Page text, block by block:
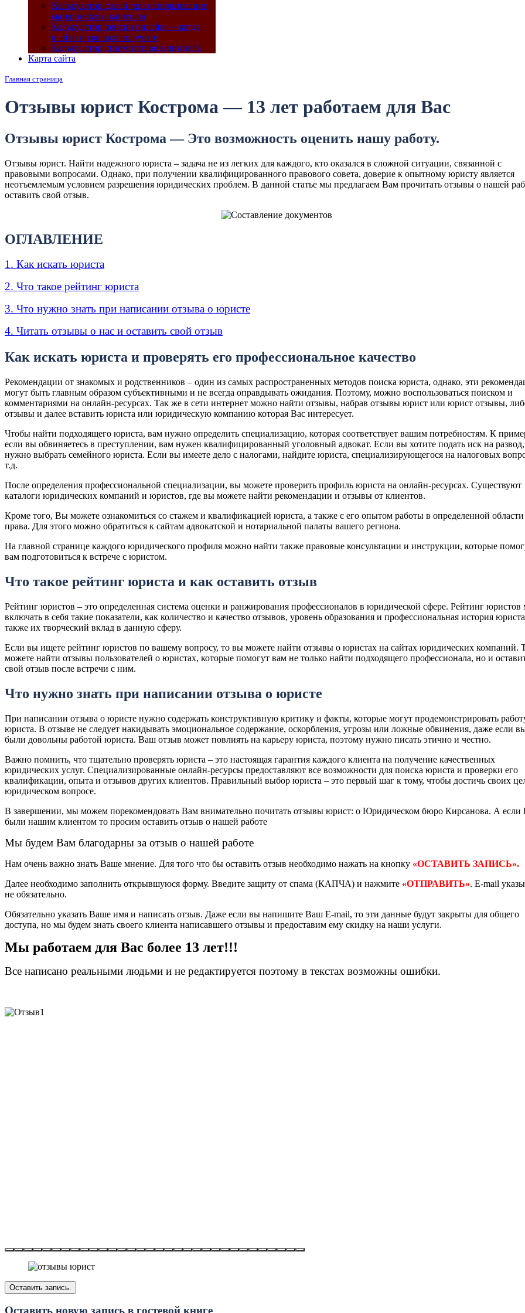
Калькулятор долей при использовании
материнского капитала
Калькулятор пенсии онлайн — когда
выйти и сколько получите
Калькулятор стоимости ведения дела
Карта сайта
Главная страница
Отзывы юрист Кострома — 13 лет работаем для Вас
Отзывы юрист Кострома — Это возможность оценить нашу работу.
Отзывы юрист. Найти надежного юриста – задача не из легких для каждого, кто оказался в сложной ситуации, связанной с
правовыми вопросами. Однако, при получении квалифицированного правового совета, доверие к опытному юристу является
неотъемлемым условием разрешения юридических проблем. В данной статье мы предлагаем Вам прочитать отзывы о нашей
оставить свой отзыв.
ОГЛАВЛЕНИЕ
1. Как искать юриста
2. Что такое рейтинг юриста
3. Что нужно знать при написании отзыва о юристе
4. Читать отзывы о нас и оставить свой отзыв
Как искать юриста и проверять его профессиональное качество
Рекомендации от знакомых и родственников – один из самых распространенных методов поиска юриста, однако, эти
могут быть главным образом субъективными и не всегда оправдывать ожидания. Поэтому, можно воспользоваться поиском и
комментариями на онлайн-ресурсах. Так же в сети интернет можно найти отзывы, набрав отзывы юрист или юрист отзывы,
отзывы и далее вставить юриста или юридическую компанию которая Вас интересует.
Чтобы найти подходящего юриста, вам нужно определить специализацию, которая соответствует вашим потребностям. К
если вы обвиняетесь в преступлении, вам нужен квалифицированный уголовный адвокат. Если вы хотите подать иск на
нужно выбрать семейного юриста. Если вы имеете дело с налогами, найдите юриста, специализирующегося на налоговых
т.д.
После определения профессиональной специализации, вы можете проверить профиль юриста на онлайн-ресурсах. Существуют
каталоги юридических компаний и юристов, где вы можете найти рекомендации и отзывы от клиентов.
Кроме того, Вы можете ознакомиться со стажем и квалификацией юриста, а также с его опытом работы в определенной области
права. Для этого можно обратиться к сайтам адвокатской и нотариальной палаты вашего региона.
На главной странице каждого юридического профиля можно найти также правовые консультации и инструкции, которые
вам подготовиться к встрече с юристом.
Что такое рейтинг юриста и как оставить отзыв
Рейтинг юристов – это определенная система оценки и ранжирования профессионалов в юридической сфере. Рейтинг юристов
включать в себя такие показатели, как количество и качество отзывов, уровень образования и профессиональная история
также их творческий вклад в данную сферу.
Если вы ищете рейтинг юристов по вашему вопросу, то вы можете найти отзывы о юристах на сайтах юридических компаний.
можете найти отзывы пользователей о юристах, которые помогут вам не только найти подходящего профессионала, но и
свой отзыв после встречи с ним.
Что нужно знать при написании отзыва о юристе
При написании отзыва о юристе нужно содержать конструктивную критику и факты, которые могут продемонстрировать
юриста. В отзыве не следует накидывать эмоциональное содержание, оскорбления, угрозы или ложные обвинения, даже если
были довольны работой юриста. Ваш отзыв может повлиять на карьеру юриста, поэтому нужно писать этично и честно.
Важно помнить, что тщательно проверять юриста – это настоящая гарантия каждого клиента на получение качественных
юридических услуг. Специализированные онлайн-ресурсы предоставляют все возможности для поиска юриста и проверки его
квалификации, опыта и отзывов других клиентов. Правильный выбор юриста – это первый шаг к тому, чтобы достичь своих
юридическом вопросе.
В завершении, мы можем порекомендовать Вам внимательно почитать отзывы юрист: о Юридическом бюро Кирсанова. А
были нашим клиентом то просим оставить отзыв о нашей работе
Мы будем Вам благодарны за отзыв о нашей работе
Нам очень важно знать Ваше мнение. Для того что бы оставить отзыв необходимо нажать на кнопку «ОСТАВИТЬ ЗАПИСЬ».
Далее необходимо заполнить открывшуюся форму. Введите защиту от спама (КАПЧА) и нажмите «ОТПРАВИТЬ». E-mail
не обязательно.
Обязательно указать Ваше имя и написать отзыв. Даже если вы напишите Ваш E-mail, то эти данные будут закрыты для общего
доступа, но мы будем знать своего клиента написавшего отзывы и предоставим ему скидку на наши услуги.
Мы работаем для Вас более 13 лет!!!
Все написано реальными людьми и не редактируется поэтому в текстах возможны ошибки.